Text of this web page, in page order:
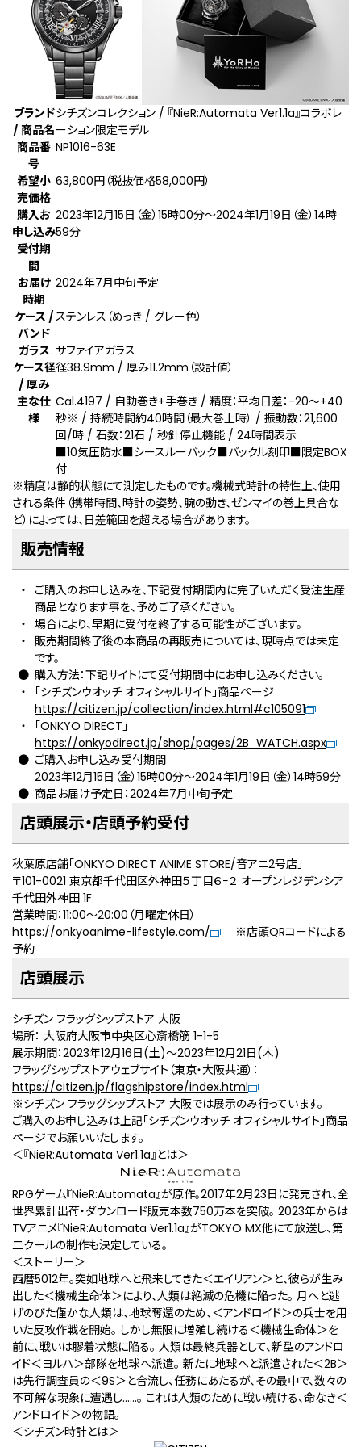
ブランド
/ 商品名
シチズンコレクション / 『NieR:Automata Ver1.1a』コラボレ
ーション限定モデル
商品番
号
NP1016-63E
希望小
売価格
63,800円（税抜価格58,000円）
購入お
申し込み
受付期
間
2023年12月15日（金）15時00分～2024年1月19日（金）14時
59分
お届け
時期
2024年7月中旬予定
ケース /
バンド
ステンレス（めっき / グレー色）
ガラス サファイアガラス
ケース径
/ 厚み
径38.9mm / 厚み11.2mm（設計値）
主な仕
様
Cal.4197 / 自動巻き+手巻き / 精度：平均日差：-20～+40
秒※ / 持続時間約40時間（最大巻上時） / 振動数：21,600
回/時 / 石数：21石 / 秒針停止機能 / 24時間表示
■10気圧防水■シースルーバック■バックル刻印■限定BOX
付
※精度は静的状態にて測定したものです。機械式時計の特性上、使用
される条件（携帯時間、時計の姿勢、腕の動き、ゼンマイの巻上具合な
ど）によっては、日差範囲を超える場合があります。
販売情報
ご購入のお申し込みを、下記受付期間内に完了いただく受注生産
商品となります事を、予めご了承ください。
場合により、早期に受付を終了する可能性がございます。
販売期間終了後の本商品の再販売については、現時点では未定
です。
購入方法：下記サイトにて受付期間中にお申し込みください。
「シチズンウオッチ オフィシャルサイト」商品ページ
https://citizen.jp/collection/index.html#c105091
「ONKYO DIRECT」
https://onkyodirect.jp/shop/pages/2B_WATCH.aspx
ご購入お申し込み受付期間
2023年12月15日（金）15時00分～2024年1月19日（金）14時59分
商品お届け予定日：2024年7月中旬予定
店頭展示・店頭予約受付
秋葉原店舗「ONKYO DIRECT ANIME STORE/音アニ2号店」
〒101-0021 東京都千代田区外神田５丁目６−２ オープンレジデンシア
千代田外神田 1F
営業時間：11:00～20:00（月曜定休日）
https://onkyoanime-lifestyle.com/
※店頭QRコードによる
予約
店頭展示
シチズン フラッグシップストア 大阪
場所： 大阪府大阪市中央区心斎橋筋 1-1-5
展示期間：2023年12⽉16⽇(土)～2023年12⽉21⽇(木)
フラッグシップストアウェブサイト（東京・大阪共通）：
https://citizen.jp/flagshipstore/index.html
※シチズン フラッグシップストア 大阪では展示のみ行っています。
ご購入のお申し込みは上記「シチズンウオッチ オフィシャルサイト」商品
ページでお願いいたします。
＜『NieR:Automata Ver1.1a』とは＞
RPGゲーム『NieR:Automata』が原作。2017年2月23日に発売され、全
世界累計出荷・ダウンロード販売本数750万本を突破。 2023年からは
TVアニメ『NieR:Automata Ver1.1a』がTOKYO MX他にて放送し、第
二クールの制作も決定している。
＜ストーリー＞
西暦5012年。突如地球へと飛来してきた＜エイリアン＞と、彼らが生み
出した＜機械生命体＞により、人類は絶滅の危機に陥った。 月へと逃
げのびた僅かな人類は、地球奪還のため、＜アンドロイド＞の兵士を用
いた反攻作戦を開始。 しかし無限に増殖し続ける＜機械生命体＞を
前に、戦いは膠着状態に陥る。 人類は最終兵器として、新型のアンドロ
イド＜ヨルハ＞部隊を地球へ派遣。 新たに地球へと派遣された＜2B＞
は先行調査員の＜9S＞と合流し、任務にあたるが、その最中で、数々の
不可解な現象に遭遇し……。 これは人類のために戦い続ける、命なき＜
アンドロイド＞の物語――。
＜シチズン時計とは＞